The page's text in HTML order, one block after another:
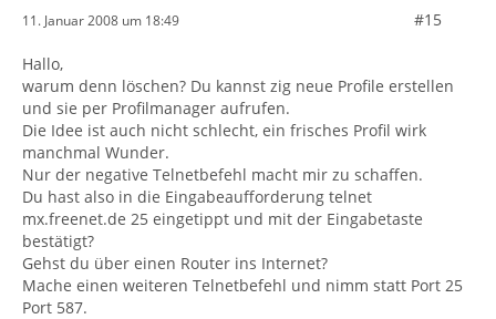
11. Januar 2008 um 18:49 #15
Hallo,
warum denn löschen? Du kannst zig neue Profile erstellen
und sie per Profilmanager aufrufen.
Die Idee ist auch nicht schlecht, ein frisches Profil wirk
manchmal Wunder.
Nur der negative Telnetbefehl macht mir zu schaffen.
Du hast also in die Eingabeaufforderung telnet
mx.freenet.de 25 eingetippt und mit der Eingabetaste
bestätigt?
Gehst du über einen Router ins Internet?
Mache einen weiteren Telnetbefehl und nimm statt Port 25
Port 587.